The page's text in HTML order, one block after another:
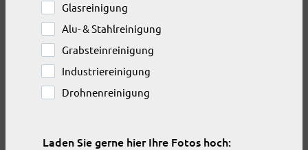
Glasreinigung
Alu- & Stahlreinigung
Grabsteinreinigung
Industriereinigung
Drohnenreinigung
Laden Sie gerne hier Ihre Fotos hoch: